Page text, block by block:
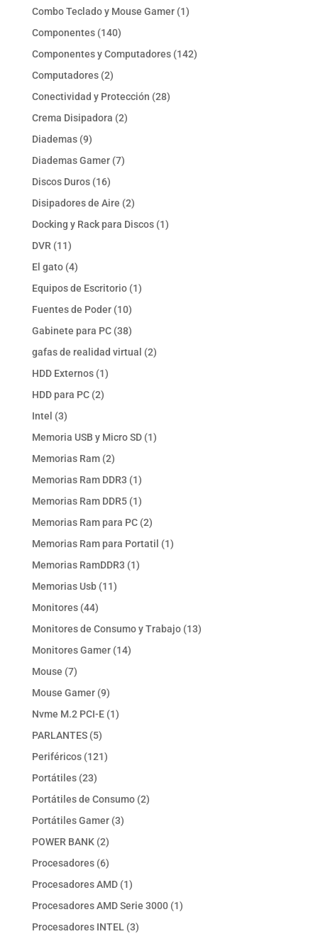
productos
Combo Teclado y Mouse Gamer 11
Componentes 140140
productos
Componentes y Computadores 142142
Computadores 22
productos
Conectividad y Protección 2828
Crema Disipadora 22
Diademas 99
productos
Diademas Gamer 77
Discos Duros 1616
productos
Disipadores de Aire 22
productos
Docking y Rack para Discos 11
DVR 1111
productos
El gato 44
productos
Equipos de Escritorio 11
Fuentes de Poder 1010
productos
Gabinete para PC 3838
productos
gafas de realidad virtual 22
HDD Externos 11
HDD para PC 22
Intel 33
productos
Memoria USB y Micro SD 11
Memorias Ram 22
productos
Memorias Ram DDR3 11
producto
Memorias Ram DDR5 11
producto
Memorias Ram para PC 22
productos
Memorias Ram para Portatil 11
Memorias RamDDR3 11
Memorias Usb 1111
Monitores 4444
productos
Monitores de Consumo y Trabajo 1313
Monitores Gamer 1414
Mouse 77
productos
Mouse Gamer 99
productos
Nvme M.2 PCI-E 11
PARLANTES 55
productos
Periféricos 121121
Portátiles 2323
productos
Portátiles de Consumo 22
Portátiles Gamer 33
POWER BANK 22
productos
Procesadores 66
productos
Procesadores AMD 11
producto
Procesadores AMD Serie 3000 11
Procesadores INTEL 33